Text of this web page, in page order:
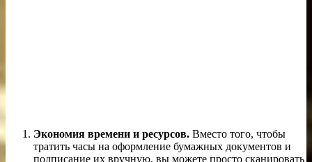
Экономия времени и ресурсов. Вместо того, чтобы
тратить часы на оформление бумажных документов и
подписание их вручную, вы можете просто сканировать